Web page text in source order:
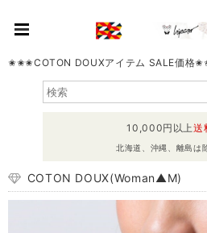
✬✬✬COTON DOUXアイテム SALE価格
10,000円以上送
北海道、沖縄、離島は
COTON DOUX(Woman▲M)